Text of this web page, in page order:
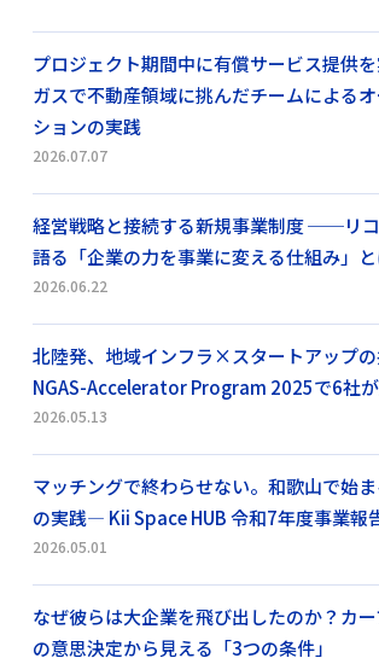
プロジェクト期間中に有償サービス提
ガスで不動産領域に挑んだチームによる
ションの実践
2026.07.07
経営戦略と接続する新規事業制度 ──リ
語る「企業の力を事業に変える仕組み」
2026.06.22
北陸発、地域インフラ×スタートアップの
NGAS-Accelerator Program 2025で6社
2026.05.13
マッチングで終わらせない。和歌山で始
の実践― Kii Space HUB 令和7年度事業報
2026.05.01
なぜ彼らは大企業を飛び出したのか？カ
の意思決定から見える「3つの条件」